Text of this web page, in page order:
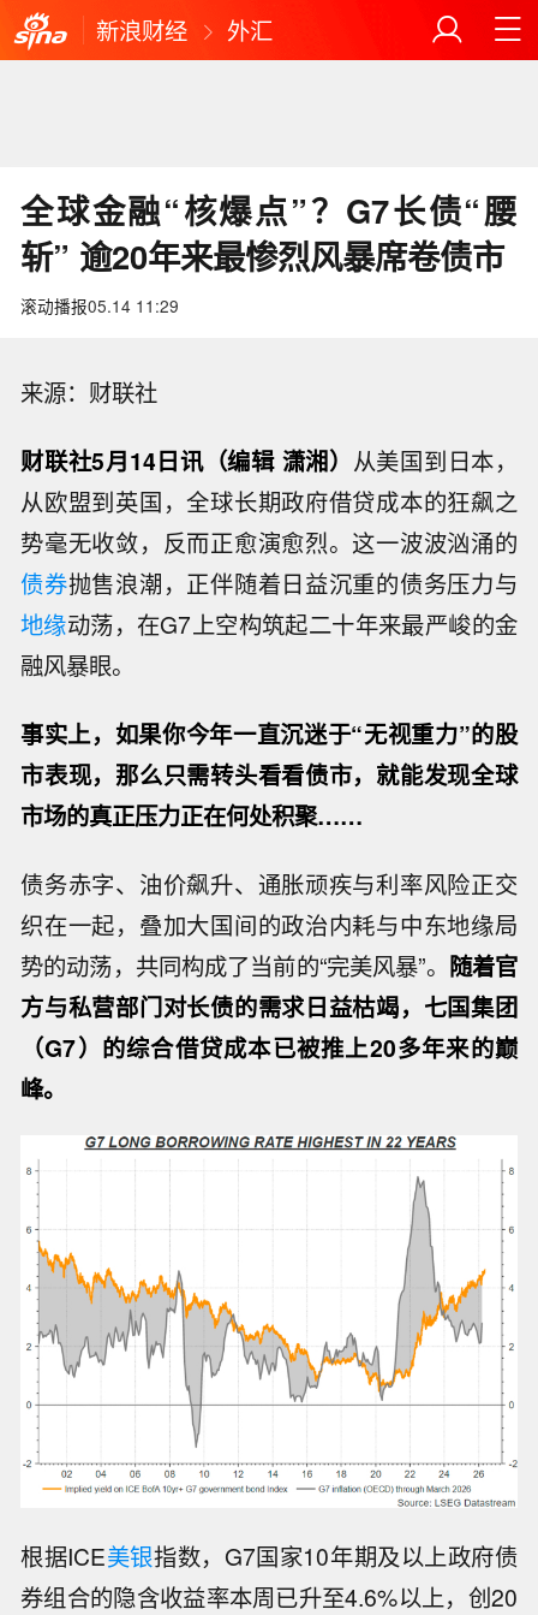
新浪财经 外汇
全球金融“核爆点”？G7长债“腰
斩” 逾20年来最惨烈风暴席卷债市
滚动播报05.14 11:29
来源：财联社
财联社5月14日讯（编辑 潇湘） 从美国到日本，
从欧盟到英国，全球长期政府借贷成本的狂飙之
势毫无收敛，反而正愈演愈烈。这一波波汹涌的
债券抛售浪潮，正伴随着日益沉重的债务压力与
地缘动荡，在G7上空构筑起二十年来最严峻的金
融风暴眼。
事实上，如果你今年一直沉迷于“无视重力”的股
市表现，那么只需转头看看债市，就能发现全球
市场的真正压力正在何处积聚……
债务赤字、油价飙升、通胀顽疾与利率风险正交
织在一起，叠加大国间的政治内耗与中东地缘局
势的动荡，共同构成了当前的“完美风暴”。 随着官
方与私营部门对长债的需求日益枯竭，七国集团
（G7）的综合借贷成本已被推上20多年来的巅
峰。
根据ICE美银指数，G7国家10年期及以上政府债
券组合的隐含收益率本周已升至4.6%以上，创20